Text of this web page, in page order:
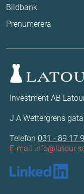
Bildbank
Prenumerera
Investment AB
J A Wettergrens
Telefon 031 - 89 17
E-mail